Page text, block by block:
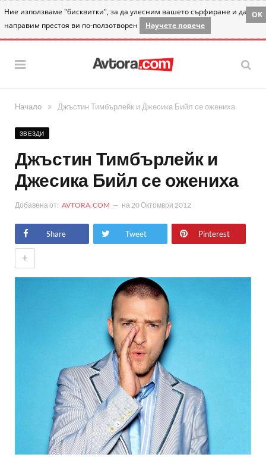
Ние използваме "бисквитки", за да улесним вашето сърфиране и да
направим престоя ви по-ползотворен
Научете повече
OK
Начало » Джъстин Тимбърлейк и Джесика Бийл се ожениха
ЗВЕЗДИ
Джъстин Тимбърлейк и
Джесика Бийл се ожениха
Добавена от: AVTORA.COM на 20 Октомври 2012
Share Tweet Pinterest
+